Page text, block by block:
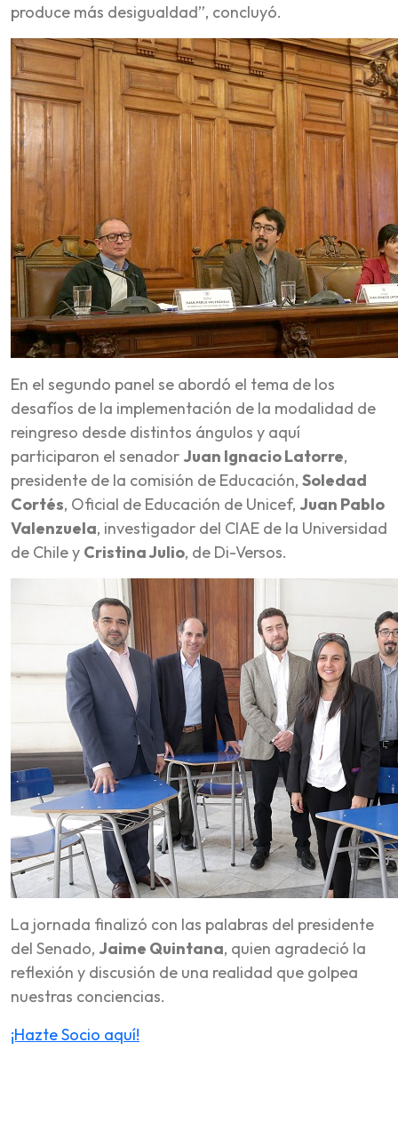
produce más desigualdad”, concluyó.
En el segundo panel se abordó el tema de los
desafíos de la implementación de la modalidad de
reingreso desde distintos ángulos y aquí
participaron el senadorJuan Ignacio Latorre,
presidente de la comisión de Educación, Soledad
Cortés, Oficial de Educación de Unicef, Juan Pablo
Valenzuela, investigador del CIAE de la Universidad
de Chile y Cristina Julio, de Di-Versos.
La jornada finalizó con las palabras del presidente
del Senado, Jaime Quintana, quien agradeció la
reflexión y discusión de una realidad que golpea
nuestras conciencias.
¡Hazte Socio aquí!